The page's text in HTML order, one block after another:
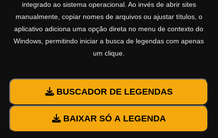
integrado ao sistema operacional. Ao invés de abrir sites
manualmente, copiar nomes de arquivos ou ajustar títulos, o
aplicativo adiciona uma opção direta no menu de contexto do
Windows, permitindo iniciar a busca de legendas com apenas
um clique.
BUSCADOR DE LEGENDAS
BAIXAR SÓ A LEGENDA